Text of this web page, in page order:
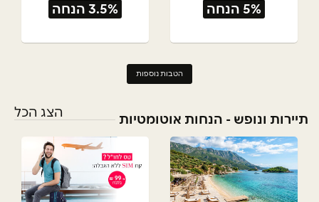
5% הנחה 3.5% הנחה
הטבות נוספות
תיירות ונופש - הנחות אוטומטיות הצג הכל